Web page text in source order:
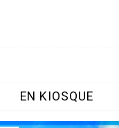
EN KIOSQUE